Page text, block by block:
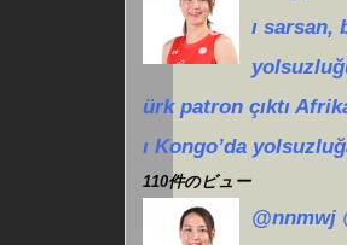
ı sarsan,
ürk patron çıktı
ı Kongo’da
110件のビュー
@nnmwj